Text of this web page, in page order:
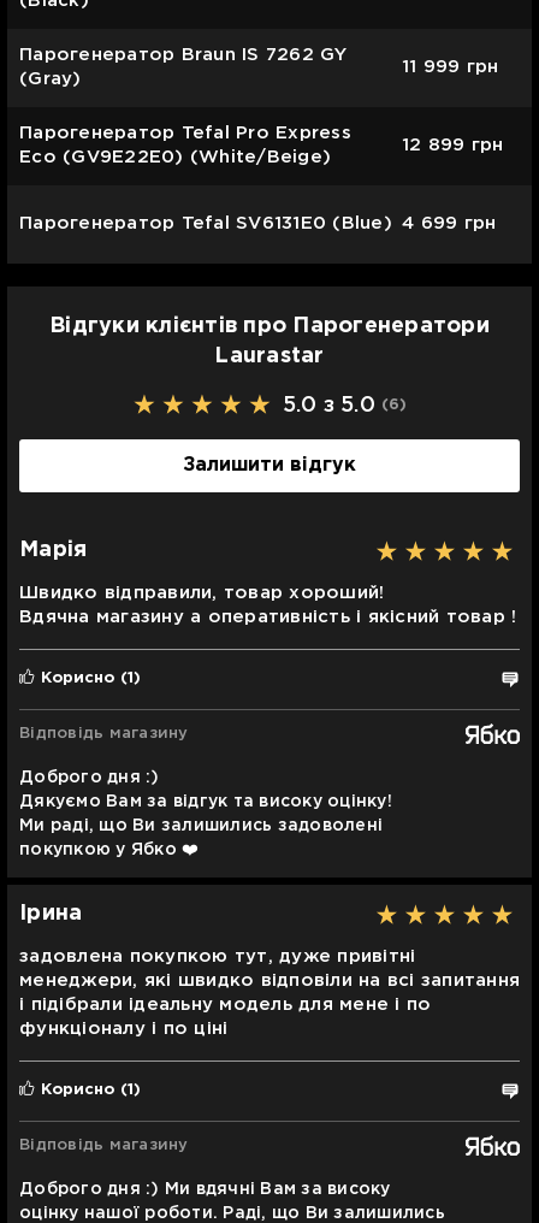
Парогенератор Braun IS 7262 GY
(Gray)
11 999 грн
Парогенератор Tefal Pro Express
Eco (GV9E22E0) (White/Beige)
12 899 грн
Парогенератор Tefal SV6131E0 (Blue) 4 699 грн
Відгуки клієнтів про Парогенератори
Laurastar
5.0 з 5.0 (6)
Залишити відгук
Марія
Швидко відправили, товар хороший!
Вдячна магазину а оперативність і якісний товар !
Корисно (1)
Відповідь магазину
Доброго дня :)
Дякуємо Вам за відгук та високу оцінку!
Ми раді, що Ви залишились задоволені
покупкою у Ябко ❤️
Ірина
задовлена покупкою тут, дуже привітні
менеджери, які швидко відповіли на всі запитання
і підібрали ідеальну модель для мене і по
функціоналу і по ціні
Корисно (1)
Відповідь магазину
Доброго дня :) Ми вдячні Вам за високу
оцінку нашої роботи. Раді, що Ви залишились